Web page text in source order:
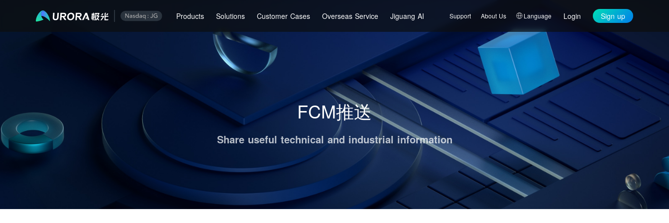
Products Solutions Customer Cases Overseas Service Jiguang AI Support About Us Language Login Sign up
FCM推送
Share useful technical and industrial information